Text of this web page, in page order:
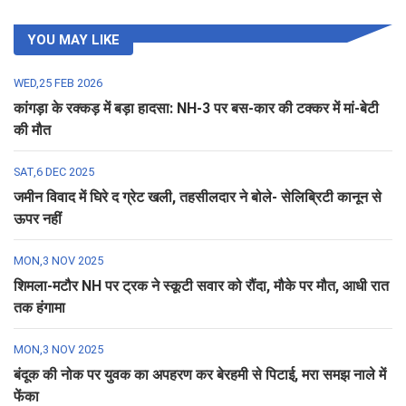
YOU MAY LIKE
WED,25 FEB 2026
कांगड़ा के रक्कड़ में बड़ा हादसा: NH-3 पर बस-कार की टक्कर में मां-बेटी
की मौत
SAT,6 DEC 2025
जमीन विवाद में घिरे द ग्रेट खली, तहसीलदार ने बोले- सेलिब्रिटी कानून से
ऊपर नहीं
MON,3 NOV 2025
शिमला-मटौर NH पर ट्रक ने स्कूटी सवार को रौंदा, मौके पर मौत, आधी रात
तक हंगामा
MON,3 NOV 2025
बंदूक की नोक पर युवक का अपहरण कर बेरहमी से पिटाई, मरा समझ नाले में
फेंका